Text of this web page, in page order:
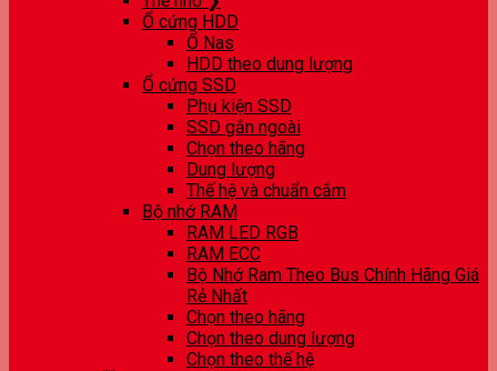
Ổ cứng HDD
Ổ Nas
HDD theo dung lượng
Ổ cứng SSD
Phụ kiện SSD
SSD gắn ngoài
Chọn theo hãng
Dung lượng
Thế hệ và chuẩn cắm
Bộ nhớ RAM
RAM LED RGB
RAM ECC
Bộ Nhớ Ram Theo Bus Chính Hãng Giá
Rẻ Nhất
Chọn theo hãng
Chọn theo dung lượng
Chọn theo thế hệ